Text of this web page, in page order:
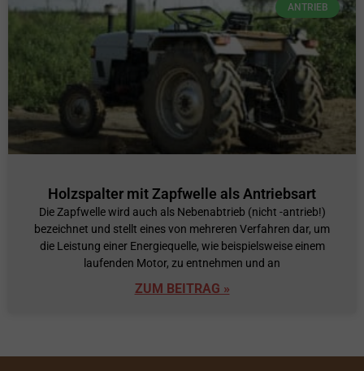
ANTRIEB
Holzspalter mit Zapfwelle als Antriebsart
Die Zapfwelle wird auch als Nebenabtrieb (nicht -antrieb!)
bezeichnet und stellt eines von mehreren Verfahren dar, um
die Leistung einer Energiequelle, wie beispielsweise einem
laufenden Motor, zu entnehmen und an
ZUM BEITRAG »